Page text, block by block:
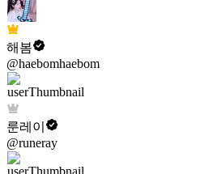
해봄
@haebomhaebom
룬레이
@runeray